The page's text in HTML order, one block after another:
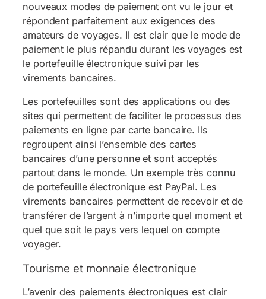
nouveaux modes de paiement ont vu le jour et
répondent parfaitement aux exigences des
amateurs de voyages. Il est clair que le mode de
paiement le plus répandu durant les voyages est
le portefeuille électronique suivi par les
virements bancaires.
Les portefeuilles sont des applications ou des
sites qui permettent de faciliter le processus des
paiements en ligne par carte bancaire. Ils
regroupent ainsi l’ensemble des cartes
bancaires d’une personne et sont acceptés
partout dans le monde. Un exemple très connu
de portefeuille électronique est PayPal. Les
virements bancaires permettent de recevoir et de
transférer de l’argent à n’importe quel moment et
quel que soit le pays vers lequel on compte
voyager.
Tourisme et monnaie électronique
L’avenir des paiements électroniques est clair